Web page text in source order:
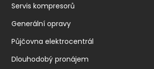
Servis kompresorů
Generální opravy
Půjčovna elektrocentrál
Dlouhodobý pronájem